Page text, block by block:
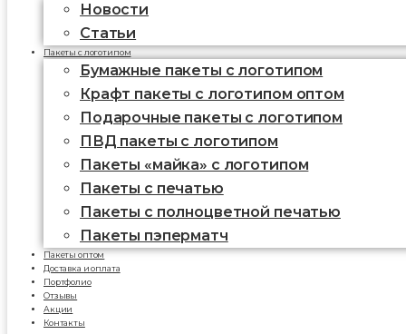
Новости
Статьи
Пакеты с логотипом
Бумажные пакеты с логотипом
Крафт пакеты с логотипом оптом
Подарочные пакеты с логотипом
ПВД пакеты с логотипом
Пакеты «майка» с логотипом
Пакеты c печатью
Пакеты с полноцветной печатью
Пакеты пэперматч
Пакеты оптом
Доставка и оплата
Портфолио
Отзывы
Акции
Контакты